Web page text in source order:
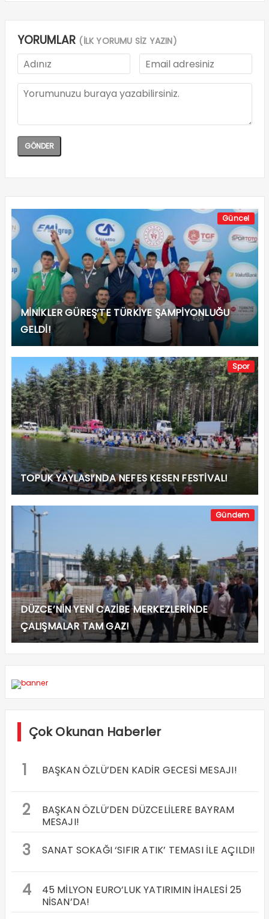
YORUMLAR (İLK YORUMU SİZ YAZIN)
Güncel
MİNİKLER GÜREŞ’TE TÜRKİYE ŞAMPİYONLUĞU
GELDİ!
Spor
TOPUK YAYLASI’NDA NEFES KESEN FESTİVAL!
Gündem
DÜZCE’NİN YENİ CAZİBE MERKEZLERİNDE
ÇALIŞMALAR TAM GAZ!
Çok Okunan Haberler
1 BAŞKAN ÖZLÜ’DEN KADİR GECESİ MESAJI!
2
BAŞKAN ÖZLÜ’DEN DÜZCELİLERE BAYRAM
MESAJI!
3 SANAT SOKAĞI ‘SIFIR ATIK’ TEMASI İLE AÇILDI!
4
45 MİLYON EURO’LUK YATIRIMIN İHALESİ 25
NİSAN’DA!